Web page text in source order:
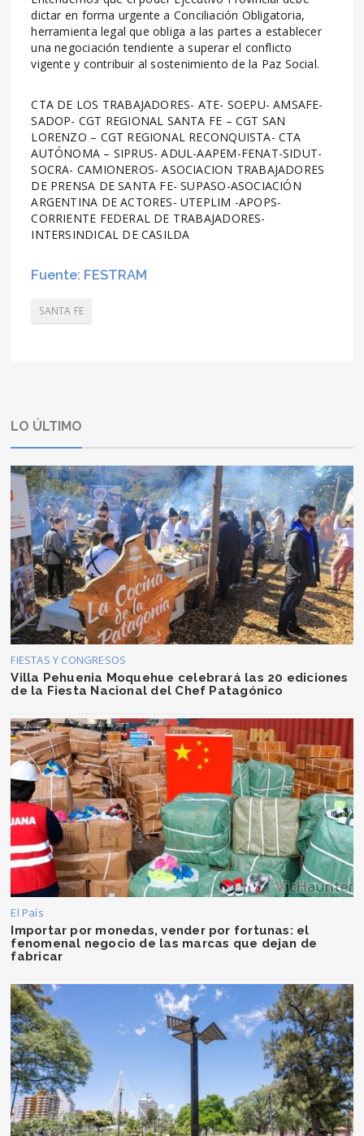
dictar en forma urgente a Conciliación Obligatoria,
herramienta legal que obliga a las partes a establecer
una negociación tendiente a superar el conflicto
vigente y contribuir al sostenimiento de la Paz Social.
CTA DE LOS TRABAJADORES- ATE- SOEPU- AMSAFE-
SADOP- CGT REGIONAL SANTA FE – CGT SAN
LORENZO – CGT REGIONAL RECONQUISTA- CTA
AUTÓNOMA – SIPRUS- ADUL-AAPEM-FENAT-SIDUT-
SOCRA- CAMIONEROS- ASOCIACION TRABAJADORES
DE PRENSA DE SANTA FE- SUPASO-ASOCIACIÓN
ARGENTINA DE ACTORES- UTEPLIM -APOPS-
CORRIENTE FEDERAL DE TRABAJADORES-
INTERSINDICAL DE CASILDA
Fuente: FESTRAM
SANTA FE
LO ÚLTIMO
FIESTAS Y CONGRESOS
Villa Pehuenia Moquehue celebrará las 20 ediciones
de la Fiesta Nacional del Chef Patagónico
El País
Importar por monedas, vender por fortunas: el
fenomenal negocio de las marcas que dejan de
fabricar